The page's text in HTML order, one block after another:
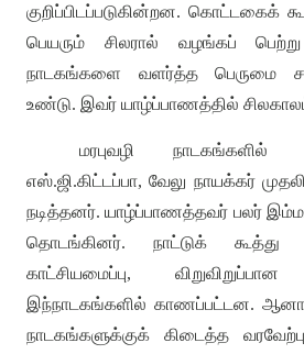
குறிப்பிடப்படுகின்றன. கொட்டகைக்
பெயரும் சிலரால் வழங்கப் பெற்று
நாடகங்களை வளர்த்த பெருமை
உண்டு. இவர் யாழ்ப்பாணத்தில்
மரபுவழி நாடகங்களில்
எஸ்.ஜி.கிட்டப்பா,வேலு நாயக்கர்
நடித்தனர்.யாழ்ப்பாணத்தவர் பலர்
தொடங்கினர். நாட்டுக் கூத்து
காட்சியமைப்பு,விறுவிறுப்பான
இந்நாடகங்களில் காணப்பட்டன.
நாடகங்களுக்குக் கிடைத்த